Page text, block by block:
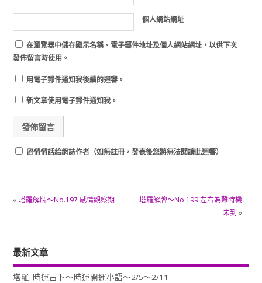
個人網站網址
在瀏覽器中儲存顯示名稱、電子郵件地址及個人網站網址，以供下次
發佈留言時使用。
用電子郵件通知我後續的迴響。
新文章使用電子郵件通知我。
留悄悄話給網誌作者（如無註冊，發表後您將無法閱讀此迴響）
« 塔羅解牌～No.197 感情觀察期
塔羅解牌～No.199 左右為難時機
未到 »
最新文章
塔羅_時運占卜～時運開運小語～2/5～2/11